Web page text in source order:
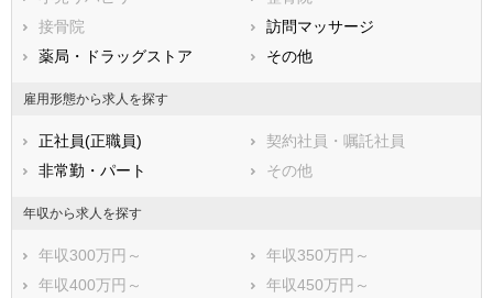
接骨院
訪問マッサージ
薬局・ドラッグストア
その他
雇用形態から求人を探す
正社員(正職員)
契約社員・嘱託社員
非常勤・パート
その他
年収から求人を探す
年収300万円～
年収350万円～
年収400万円～
年収450万円～